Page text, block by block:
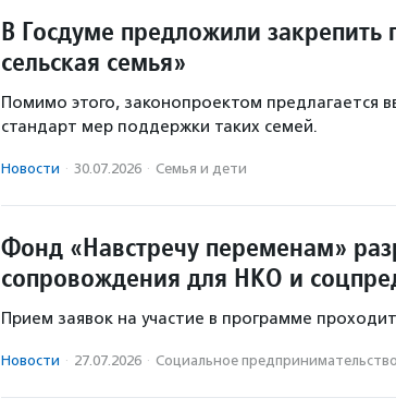
В Госдуме предложили закрепить
сельская семья»
Помимо этого, законопроектом предлагается
стандарт мер поддержки таких семей.
Новости · 30.07.2026 · Семья и дети
Фонд «Навстречу переменам»
сопровождения для НКО и
Прием заявок на участие в программе проходит
Новости · 27.07.2026 · Социальное предпри­нима­тель­ство